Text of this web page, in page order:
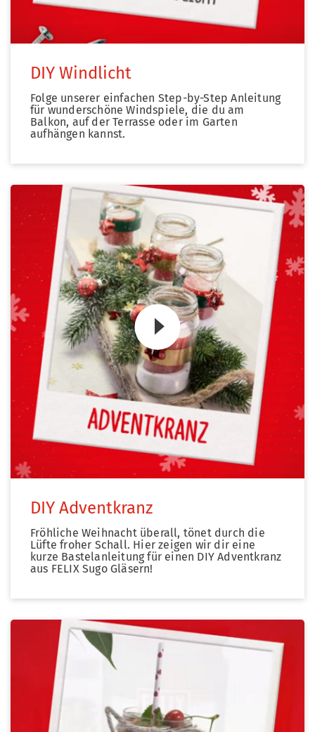
DIY Windlicht
Folge unserer einfachen Step-by-Step Anleitung
für wunderschöne Windspiele, die du am
Balkon, auf der Terrasse oder im Garten
aufhängen kannst.
Zum Video
DIY Adventkranz
Fröhliche Weihnacht überall, tönet durch die
Lüfte froher Schall. Hier zeigen wir dir eine
kurze Bastelanleitung für einen DIY Adventkranz
aus FELIX Sugo Gläsern!